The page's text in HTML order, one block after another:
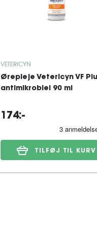
VETERICYN
Ørepleje Vetericyn VF
antimikrobiel 90 ml
174:-
TILFØJ TIL KURV